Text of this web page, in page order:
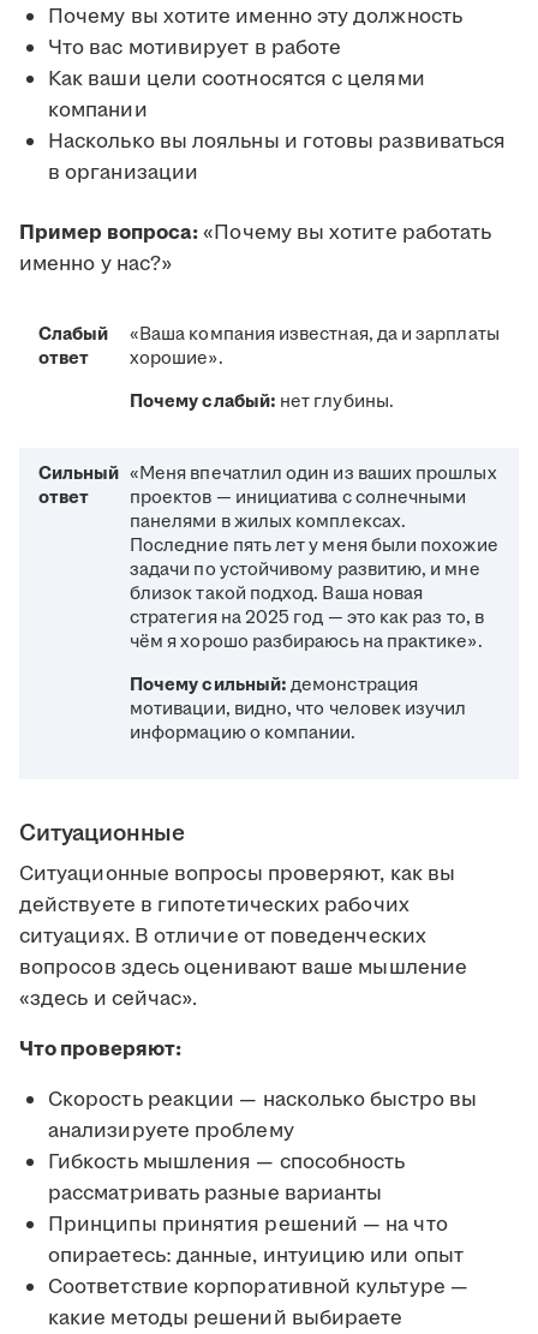
Почему вы хотите именно эту должность
Что вас мотивирует в работе
Как ваши цели соотносятся с целями
компании
Насколько вы лояльны и готовы развиваться
в организации
Пример вопроса:«Почему вы хотите работать
именно у нас?»
Слабый
ответ
«Ваша компания известная, да и зарплаты
хорошие».
Почему слабый: нет глубины.
Сильный
ответ
«Меня впечатлил один из ваших прошлых
проектов — инициатива с солнечными
панелями в жилых комплексах.
Последние пять лет у меня были похожие
задачи по устойчивому развитию, и мне
близок такой подход. Ваша новая
стратегия на 2025 год — это как раз то, в
чём я хорошо разбираюсь на практике».
Почему сильный:демонстрация
мотивации, видно, что человек изучил
информацию о компании.
Ситуационные
Ситуационные вопросы проверяют, как вы
действуете в гипотетических рабочих
ситуациях. В отличие от поведенческих
вопросов здесь оценивают ваше мышление
«здесь и сейчас».
Что проверяют:
Скорость реакции — насколько быстро вы
анализируете проблему
Гибкость мышления — способность
рассматривать разные варианты
Принципы принятия решений — на что
опираетесь: данные, интуицию или опыт
Соответствие корпоративной культуре —
какие методы решений выбираете